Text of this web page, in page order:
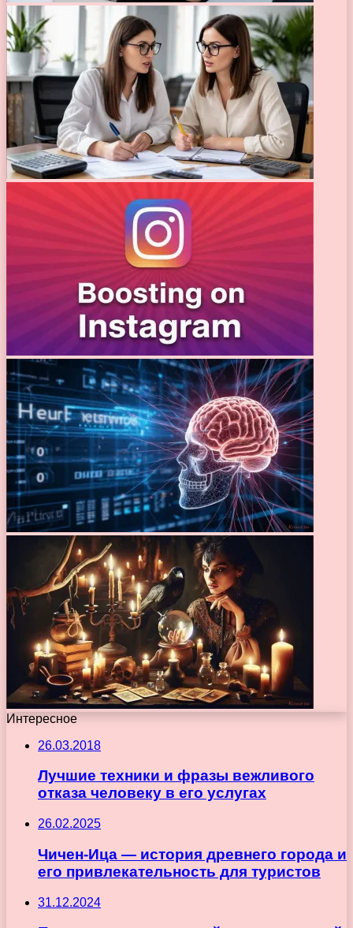
Интересное
26.03.2018
Лучшие техники и фразы вежливого
отказа человеку в его услугах
26.02.2025
Чичен-Ица — история древнего города и
его привлекательность для туристов
31.12.2024